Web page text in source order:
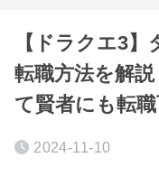
【ドラクエ3
転職方法を解
て賢者にも転職
2024-11-10